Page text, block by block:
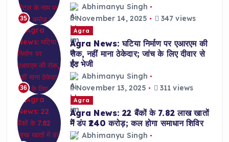
35
Abhimanyu Singh
November 14, 2025
347 views
36
Agra
Agra News: घटिया निर्माण पर एआरएम की
रोक, नहीं माना ठेकेदार; जांच के लिए दीवार से
ईंट भेजी
Abhimanyu Singh
November 13, 2025
311 views
Agra
Agra News: 22 बैंकों के 7.82 लाख खातों
में डंप ₹240 करोड़; कल होगा समाधान शिविर
Abhimanyu Singh